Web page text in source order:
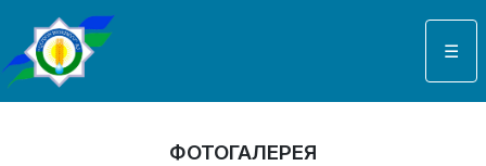
☰
ФОТОГАЛЕРЕЯ